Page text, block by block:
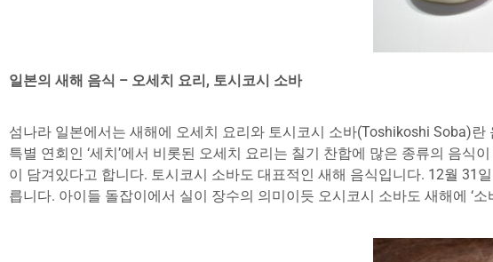
일본의 새해 음식 – 오세치 요리, 토시코시 소바
섬나라 일본에서는 새해에 오세치 요리와 토시코시 소바(Toshikoshi Soba)
특별 연회인 ‘세치’에서 비롯된 오세치 요리는 칠기 찬합에 많은 종류의 음
이 담겨있다고 합니다. 토시코시 소바도 대표적인 새해 음식입니다. 12월 31
릅니다. 아이들 돌잡이에서 실이 장수의 의미이듯 오시코시 소바도 새해에 ‘